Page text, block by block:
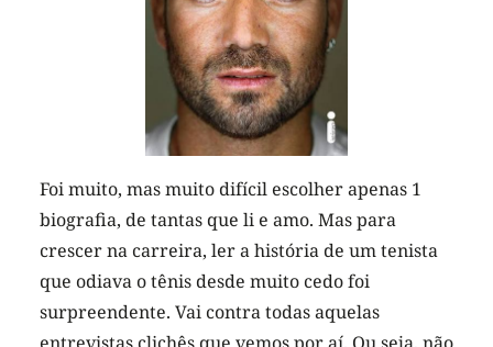
Foi muito, mas muito difícil escolher apenas 1
biografia, de tantas que li e amo. Mas para
crescer na carreira, ler a história de um tenista
que odiava o tênis desde muito cedo foi
surpreendente. Vai contra todas aquelas